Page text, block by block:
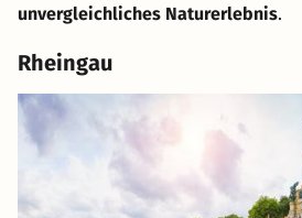
unvergleichliches Naturerlebnis.
Rheingau